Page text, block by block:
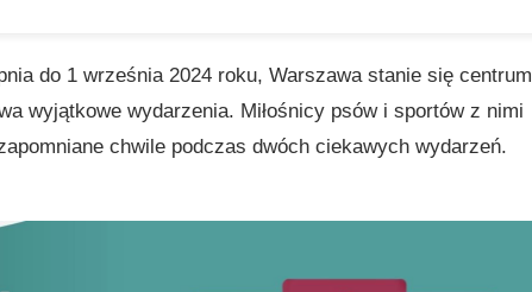
do 1 września 2024 roku, Warszawa stanie się centrum
wyjątkowe wydarzenia. Miłośnicy psów i sportów z nimi
chwile podczas dwóch ciekawych wydarzeń.